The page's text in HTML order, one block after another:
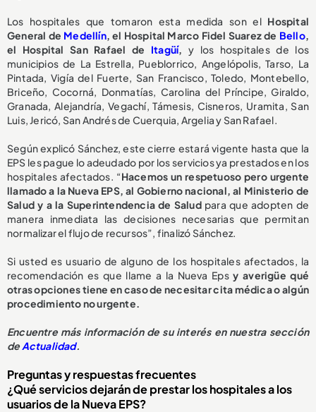
Los hospitales que tomaron esta medida son el Hospital
General de Medellín, el Hospital Marco Fidel Suarez de Bello,
el Hospital San Rafael de Itagüí, y los hospitales de los
municipios de La Estrella, Pueblorrico, Angelópolis, Tarso, La
Pintada, Vigía del Fuerte, San Francisco, Toledo, Montebello,
Briceño, Cocorná, Donmatías, Carolina del Príncipe, Giraldo,
Granada, Alejandría, Vegachí, Támesis, Cisneros, Uramita, San
Luis, Jericó, San Andrés de Cuerquia, Argelia y San Rafael.
Según explicó Sánchez, este cierre estará vigente hasta que la
EPS les pague lo adeudado por los servicios ya prestados en los
hospitales afectados. “Hacemos un respetuoso pero urgente
llamado a la Nueva EPS, al Gobierno nacional, al Ministerio de
Salud y a la Superintendencia de Salud para que adopten de
manera inmediata las decisiones necesarias que permitan
normalizar el flujo de recursos”, finalizó Sánchez.
Si usted es usuario de alguno de los hospitales afectados, la
recomendación es que llame a la Nueva Epsy averigüe qué
otras opciones tiene en caso de necesitar cita médica o algún
procedimiento no urgente.
Encuentre más información de su interés en nuestra sección
deActualidad.
Preguntas y respuestas frecuentes
¿Qué servicios dejarán de prestar los hospitales a los
usuarios de la Nueva EPS?